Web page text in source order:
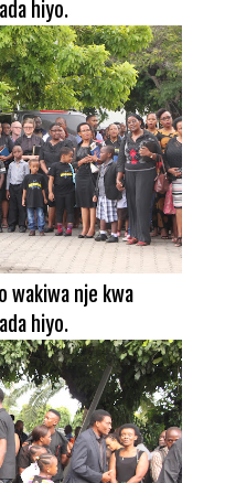
hiyo.
wakiwa nje kwa
hiyo.